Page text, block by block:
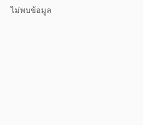
ไม่พบข้อมูล